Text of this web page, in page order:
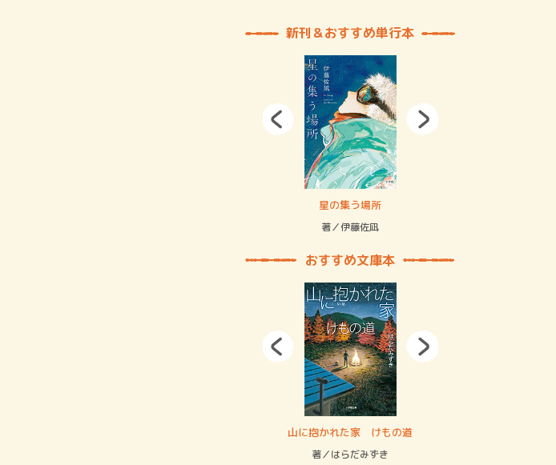
新刊＆おすすめ単行本
星の集う場所
著／伊藤佐凪
おすすめ文庫本
山に抱かれた家 けもの道
著／はらだみずき